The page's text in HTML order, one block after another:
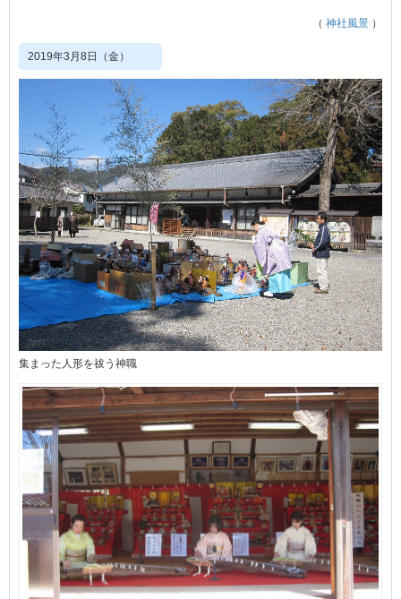
（ 神社風景 ）
2019年3月8日（金）
集まった人形を祓う神職